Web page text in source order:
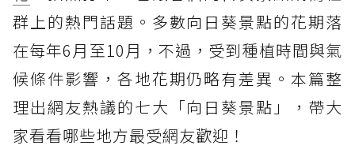
群上的熱門話題。多數向日葵景點的花期落
在每年6月至10月，不過，受到種植時間與氣
候條件影響，各地花期仍略有差異。本篇整
理出網友熱議的七大「向日葵景點」，帶大
家看看哪些地方最受網友歡迎！